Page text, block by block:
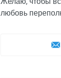
любовь